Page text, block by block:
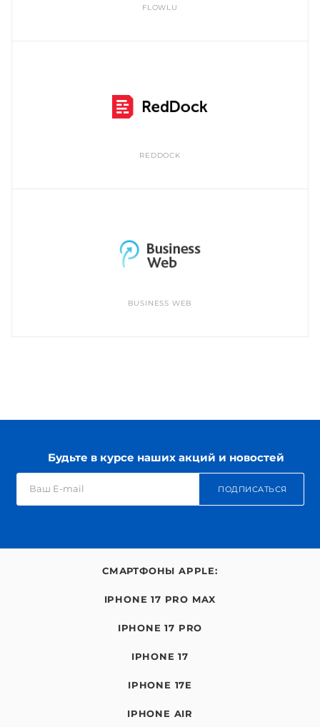
FLOWLU
REDDOCK
BUSINESS WEB
Будьте в курсе наших акций и новостей
ПОДПИСАТЬСЯ
СМАРТФОНЫ APPLE:
IPHONE 17 PRO MAX
IPHONE 17 PRO
IPHONE 17
IPHONE 17E
IPHONE AIR